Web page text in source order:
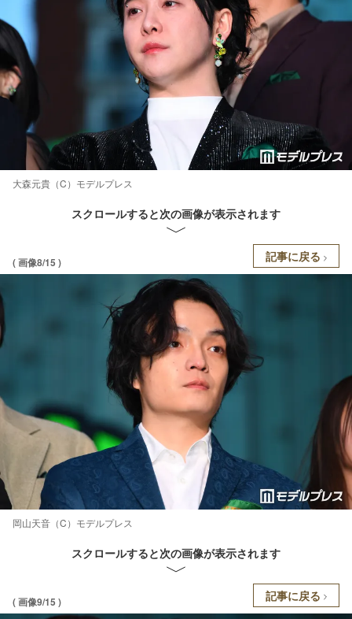
大森元貴（C）モデルプレス
スクロールすると次の画像が表示されます
( 画像8/15 ) 記事に戻る
岡山天音（C）モデルプレス
スクロールすると次の画像が表示されます
( 画像9/15 ) 記事に戻る